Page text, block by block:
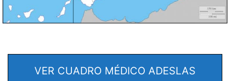
VER CUADRO MÉDICO ADESLAS